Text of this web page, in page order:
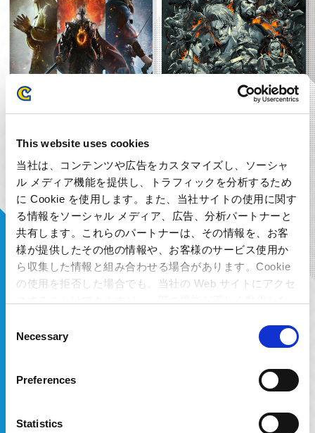
This website uses cookies
当社は、コンテンツや広告をカスタマイズし、ソーシャ
ル メディア機能を提供し、トラフィックを分析するため
に Cookie を使用します。また、当社サイトの使用に関す
る情報をソーシャル メディア、広告、分析パートナーと
共有します。これらのパートナーは、その情報を、お客
様が提供したその他の情報や、お客様のサービス使用か
ら収集した情報と組み合わせる場合があります。Cookie
の使用を拒否した場合でも、当社の Web サイトにアクセ
Selection
Necessary
Preferences
Statistics
ウンドトラック
2024.11.21 2023.07.28
レイク オリジナル・サウンドトラ
モンスターハンターストーリーズ
2 ～破滅の翼～ オリジナル・サウ